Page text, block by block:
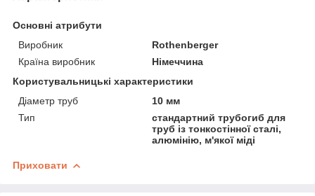
Основні атрибути
Виробник
Rothenberger
Країна виробник
Німеччина
Користувальницькі характеристики
Діаметр труб
10 мм
Тип
стандартний трубогиб для
труб із тонкостінної сталі,
алюмінію, м'якої міді
Приховати